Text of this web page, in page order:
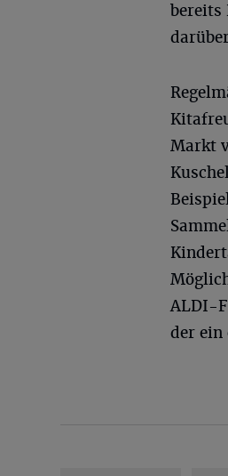
bereits
Markt
ALDI-
der ein